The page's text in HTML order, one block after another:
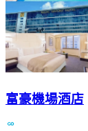
富豪機場酒店